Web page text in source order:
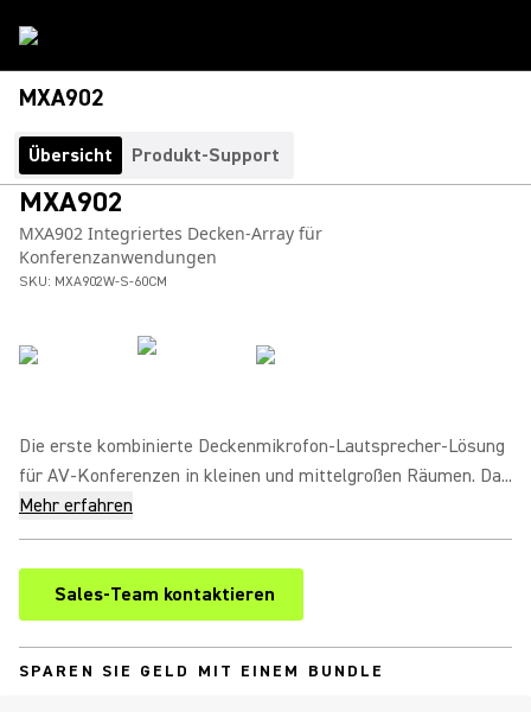
MXA902
Übersicht Produkt-Support
MXA902
MXA902 Integriertes Decken-Array für
Konferenzanwendungen
SKU: MXA902W-S-60CM
Die erste kombinierte Deckenmikrofon-Lautsprecher-Lösung
für AV-Konferenzen in kleinen und mittelgroßen Räumen. Da...
Mehr erfahren
Sales-Team kontaktieren
SPAREN SIE GELD MIT EINEM BUNDLE